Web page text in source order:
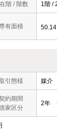
階 / 階数 1階 /
有面積
引態様 媒介
約期間
家区分
2年